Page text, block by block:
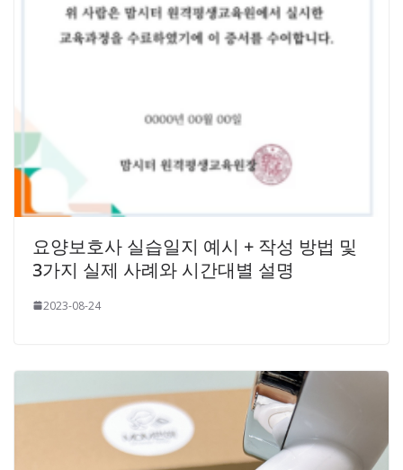
요양보호사 실습일지 예시 + 작성 방법 및
3가지 실제 사례와 시간대별 설명
2023-08-24